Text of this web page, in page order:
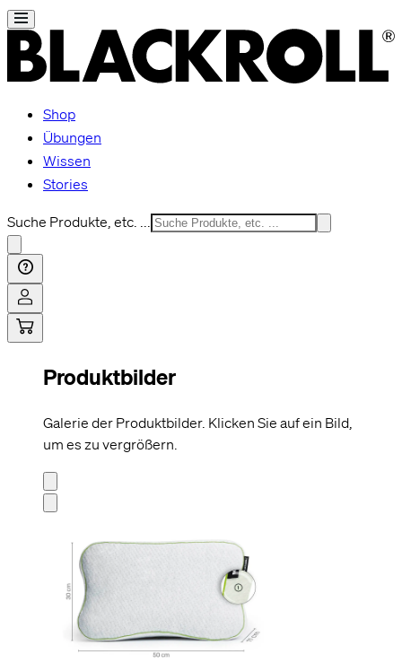
Shop
Übungen
Wissen
Stories
Suche Produkte, etc. ...
Produktbilder
Galerie der Produktbilder. Klicken Sie auf ein Bild,
um es zu vergrößern.